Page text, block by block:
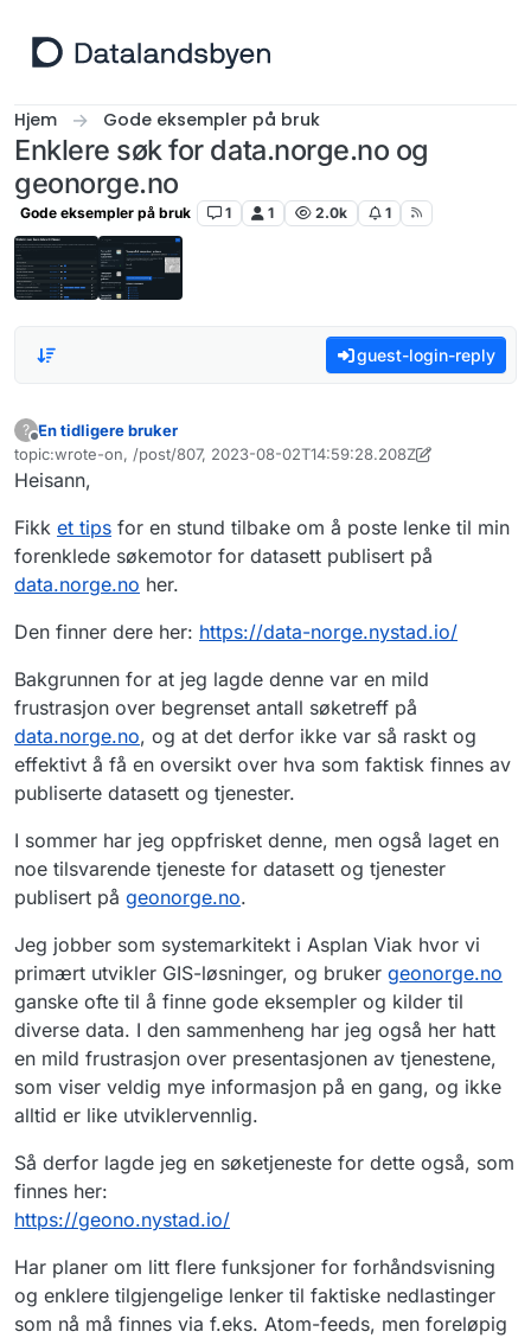
Hjem Gode eksempler på bruk
Enklere søk for data.norge.no og
geonorge.no
Gode eksempler på bruk 1 1 2.0k 1
guest-login-reply
?
Frakoblet
En tidligere bruker
topic:wrote-on, /post/807, 2023-08-02T14:59:28.208Z
Sist endret av En tidligere bruker8. mar. 2023, 11:53
Heisann,
Fikk et tips for en stund tilbake om å poste lenke til min
forenklede søkemotor for datasett publisert på
data.norge.no her.
Den finner dere her: https://data-norge.nystad.io/
Bakgrunnen for at jeg lagde denne var en mild
frustrasjon over begrenset antall søketreff på
data.norge.no, og at det derfor ikke var så raskt og
effektivt å få en oversikt over hva som faktisk finnes av
publiserte datasett og tjenester.
I sommer har jeg oppfrisket denne, men også laget en
noe tilsvarende tjeneste for datasett og tjenester
publisert på geonorge.no.
Jeg jobber som systemarkitekt i Asplan Viak hvor vi
primært utvikler GIS-løsninger, og bruker geonorge.no
ganske ofte til å finne gode eksempler og kilder til
diverse data. I den sammenheng har jeg også her hatt
en mild frustrasjon over presentasjonen av tjenestene,
som viser veldig mye informasjon på en gang, og ikke
alltid er like utviklervennlig.
Så derfor lagde jeg en søketjeneste for dette også, som
finnes her:
https://geono.nystad.io/
Har planer om litt flere funksjoner for forhåndsvisning
og enklere tilgjengelige lenker til faktiske nedlastinger
som nå må finnes via f.eks. Atom-feeds, men foreløpig